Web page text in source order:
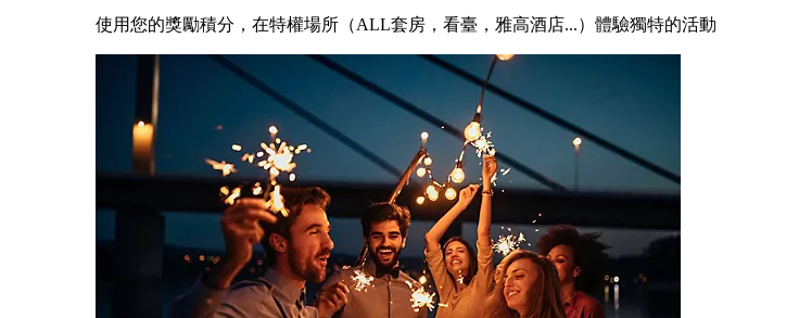
使用您的獎勵積分，在特權場所（ALL套房，看臺，雅高酒店...）體驗獨特的活動